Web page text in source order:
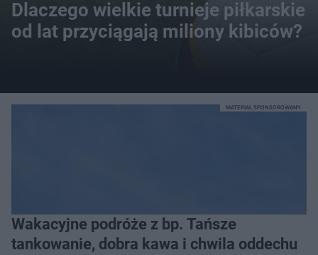
Dlaczego wielkie turnieje piłkarskie
od lat przyciągają miliony kibiców?
Wakacyjne podróże z bp. Tańsze
tankowanie, dobra kawa i chwila oddechu
MATERIAŁ SPONSOROWANY